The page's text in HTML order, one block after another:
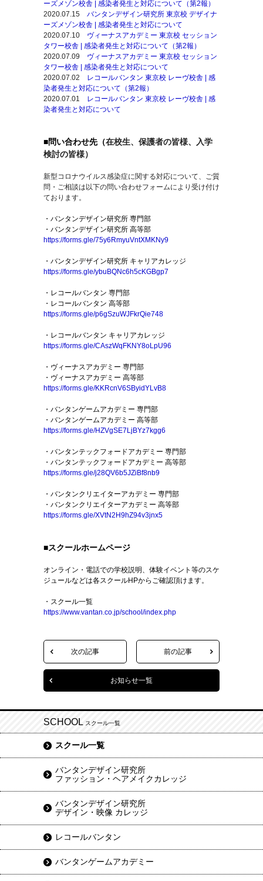
ーズメゾン校舎 | 感染者発生 と対応について（第2報）
2020.07.15 バンタンデザイン研究所 東京校 デザイナ
ーズメゾン校舎 | 感染者発生 と対応について
2020.07.10 ヴィーナスアカデミー 東京校 セッション
タワー校舎 | 感染者発生 と対応について（第2報）
2020.07.09 ヴィーナスアカデミー 東京校 セッション
タワー校舎 | 感染者発生 と対応について
2020.07.02 レコールバンタン 東京校 レーヴ校舎 | 感
染者発生 と対応について（第2報）
2020.07.01 レコールバンタン 東京校 レーヴ校舎 | 感
染者発生 と対応について
■問い合わせ先（在校生、保護者の皆様、入学
検討の皆様）
新型コロナウイルス感染症に関する対応について、ご質
問・ご相談は以下の問い合わせフォームにより受け付け
ております。
・バンタンデザイン研究所 専門部
・バンタンデザイン研究所 高等部
https://forms.gle/75y6RmyuVntXMKNy9
・バンタンデザイン研究所 キャリアカレッジ
https://forms.gle/ybuBQNc6h5cKGBgp7
・レコールバンタン 専門部
・レコールバンタン 高等部
https://forms.gle/p6gSzuWJFkrQie748
・レコールバンタン キャリアカレッジ
https://forms.gle/CAszWqFKNY8oLpU96
・ヴィーナスアカデミー 専門部
・ヴィーナスアカデミー 高等部
https://forms.gle/KKRcnV6SByidYLvB8
・バンタンゲームアカデミー 専門部
・バンタンゲームアカデミー 高等部
https://forms.gle/HZVgSE7LjBYz7kgg6
・バンタンテックフォードアカデミー 専門部
・バンタンテックフォードアカデミー 高等部
https://forms.gle/j28QV6b5JZiBf8nb9
・バンタンクリエイターアカデミー 専門部
・バンタンクリエイターアカデミー 高等部
https://forms.gle/XVtN2H9hZ94v3jnx5
■スクールホームページ
オンライン・電話での学校説明、体験イベント等のスケ
ジュールなどは各スクールHPからご確認頂けます。
・スクール一覧
https://www.vantan.co.jp/school/index.php
次の記事 前の記事
お知らせ一覧
SCHOOL スクール一覧
スクール一覧
バンタンデザイン研究所
ファッション・ヘアメイクカレッジ
バンタンデザイン研究所
デザイン・映像 カレッジ
レコールバンタン
バンタンゲームアカデミー